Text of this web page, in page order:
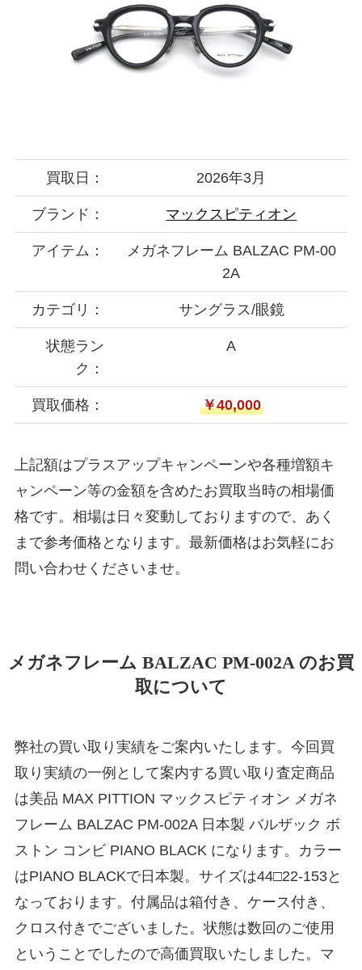
買取日： 2026年3月
ブランド： マックスピティオン
アイテム：
メガネフレーム BALZAC PM-00
2A
カテゴリ： サングラス/眼鏡
状態ラン
ク：
A
買取価格： ￥40,000
上記額はプラスアップキャンペーンや各種増額キ
ャンペーン等の金額を含めたお買取当時の相場価
格です。相場は日々変動しておりますので、あく
まで参考価格となります。最新価格はお気軽にお
問い合わせくださいませ。
メガネフレーム BALZAC PM-002A のお買
取について
弊社の買い取り実績をご案内いたします。今回買
取り実績の一例として案内する買い取り査定商品
は美品 MAX PITTION マックスピティオン メガネ
フレーム BALZAC PM-002A 日本製 バルザック ボ
ストン コンビ PIANO BLACK になります。カラー
はPIANO BLACKで日本製。サイズは44□22-153と
なっております。付属品は箱付き、ケース付き、
クロス付きでございました。状態は数回のご使用
ということでしたので高価買取いたしました。マ